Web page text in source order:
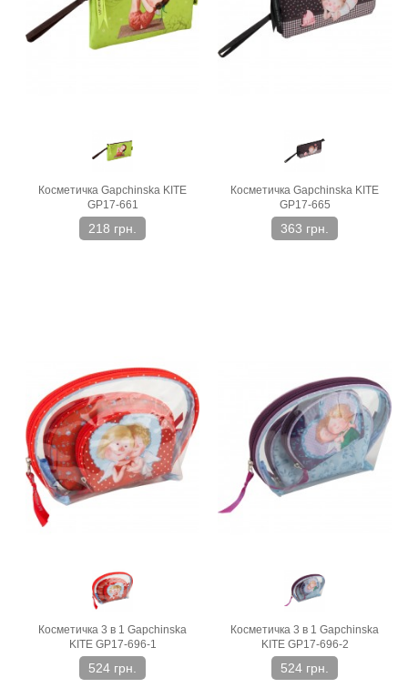
Косметичка Gapchinska KITE
GP17-661
218 грн.
Косметичка Gapchinska KITE
GP17-665
363 грн.
Косметичка 3 в 1 Gapchinska
KITE GP17-696-1
524 грн.
Косметичка 3 в 1 Gapchinska
KITE GP17-696-2
524 грн.